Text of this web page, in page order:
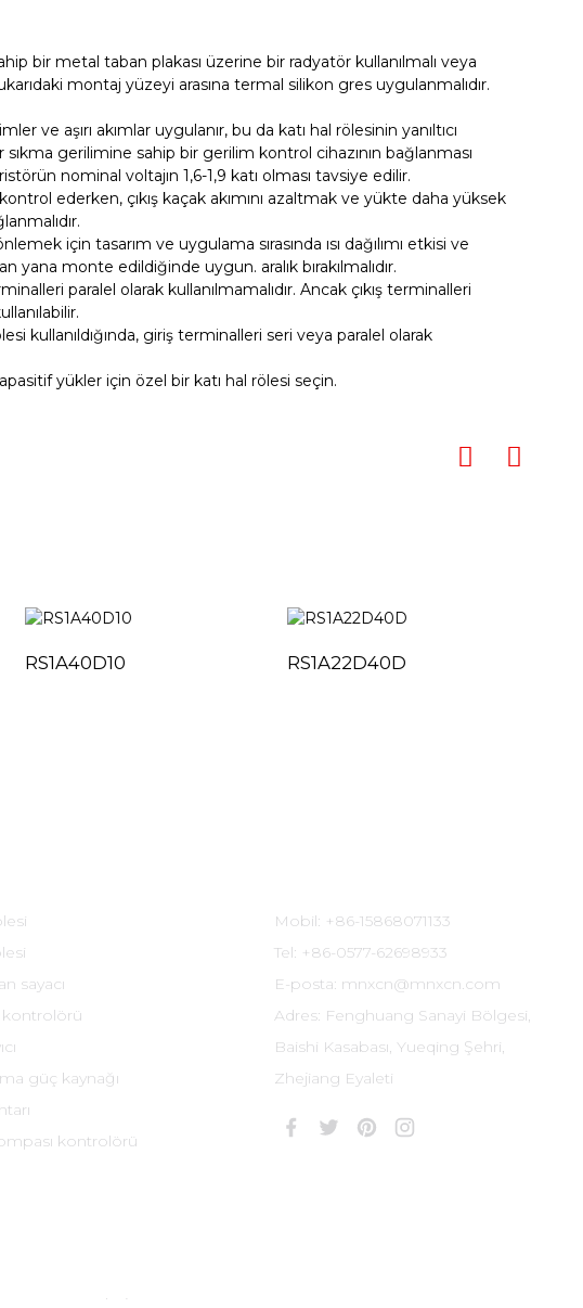
bir metal taban plakası üzerine bir radyatör kullanılmalı veya
montaj yüzeyi arasına termal silikon gres uygulanmalıdır.
ve aşırı akımlar uygulanır, bu da katı hal rölesinin yanıltıcı
gerilimine sahip bir gerilim kontrol cihazının bağlanması
nominal voltajın 1,6-1,9 katı olması tavsiye edilir.
ederken, çıkış kaçak akımını azaltmak ve yükte daha yüksek
için tasarım ve uygulama sırasında ısı dağılımı etkisi ve
yana monte edildiğinde uygun. aralık bırakılmalıdır.
paralel olarak kullanılmamalıdır. Ancak çıkış terminalleri
kullanıldığında, giriş terminalleri seri veya paralel olarak
yükler için özel bir katı hal rölesi seçin.
RS1A40D10 RS1A22D40D
sayacı
kontrolörü
güç kaynağı
kontrolörü
Mobil: +86-15868071133
Tel: +86-0577-62698933
E-posta: mnxcn@mnxcn.com
Adres: Fenghuang Sanayi Bölgesi,
Baishi Kasabası, Yueqing Şehri,
Zhejiang Eyaleti
numarası: Zhejiang ICP No. 09054117-1